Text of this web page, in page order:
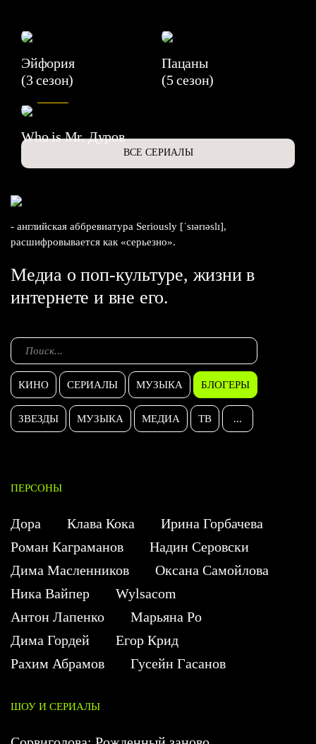
Эйфория
(3 сезон)
Пацаны
(5 сезон)
6.3
Who is Mr. Дуров
ВСЕ СЕРИАЛЫ
- английская аббревиатура Seriously [ˈsɪərɪəslɪ],
расшифровывается как «серьезно».
Медиа о поп-культуре, жизни в
интернете и вне его.
КИНО СЕРИАЛЫ МУЗЫКА БЛОГЕРЫ
ЗВЕЗДЫ МУЗЫКА МЕДИА ТВ ...
ПЕРСОНЫ
Дора Клава Кока
Ирина Горбачева
Роман Каграманов
Надин Серовски
Дима Масленников
Оксана Самойлова
Ника Вайпер
Wylsacom
Антон Лапенко
Марьяна Ро
Дима Гордей
Егор Крид
Рахим Абрамов
Гусейн Гасанов
ШОУ И СЕРИАЛЫ